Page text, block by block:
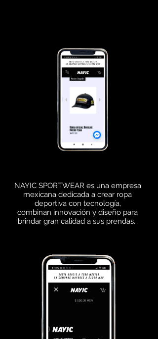
NAYIC SPORTWEAR es una empresa
mexicana dedicada a crear ropa
deportiva con tecnología,
combinan innovación y diseño para
brindar gran calidad a sus prendas.